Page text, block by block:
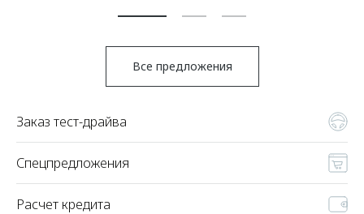
Все предложения
Заказ тест-драйва
Спецпредложения
Расчет кредита